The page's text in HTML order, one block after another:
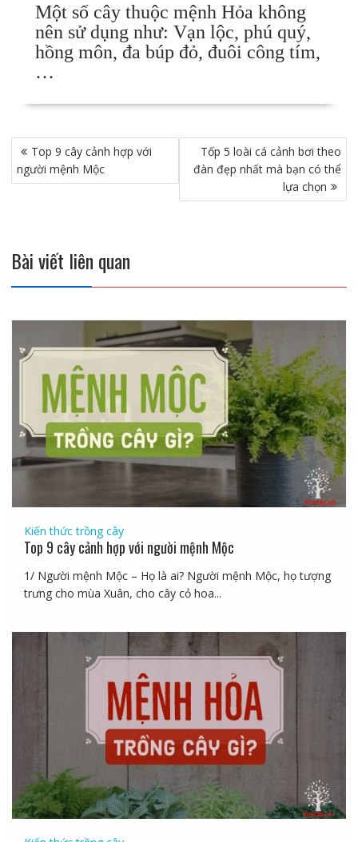
Một số cây thuộc mệnh Hỏa không
nên sử dụng như: Vạn lộc, phú quý,
hồng môn, đa búp đỏ, đuôi công tím,
…
Điều
hướng
bài
Top 9 cây cảnh hợp với
người mệnh Mộc
Tốp 5 loài cá cảnh bơi theo
đàn đẹp nhất mà bạn có thể
lựa chọn
Bài viết liên quan
Kiến thức trồng cây
Top 9 cây cảnh hợp với người mệnh Mộc
1/ Người mệnh Mộc – Họ là ai? Người mệnh Mộc, họ tượng
trưng cho mùa Xuân, cho cây cỏ hoa...